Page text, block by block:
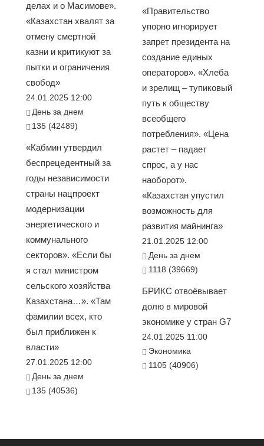
делах и о Масимове».
«Казахстан хвалят за
отмену смертной
казни и критикуют за
пытки и ограничения
свобод»
24.01.2025 12:00
День за днем
135 (42489)
«Кабмин утвердил
беспрецедентный за
годы независимости
страны нацпроект
модернизации
энергетического и
коммунального
секторов». «Если бы
я стал министром
сельского хозяйства
Казахстана…». «Там
фамилии всех, кто
был приближен к
власти»
27.01.2025 12:00
День за днем
135 (40536)
«Правительство
упорно игнорирует
запрет президента на
создание единых
операторов». «Хлеба
и зрелищ – тупиковый
путь к обществу
всеобщего
потребления». «Цена
растет – падает
спрос, а у нас
наоборот».
«Казахстан упустил
возможность для
развития майнинга»
21.01.2025 12:00
День за днем
1118 (39669)
БРИКС отвоёвывает
долю в мировой
экономике у стран G7
24.01.2025 11:00
Экономика
1105 (40906)